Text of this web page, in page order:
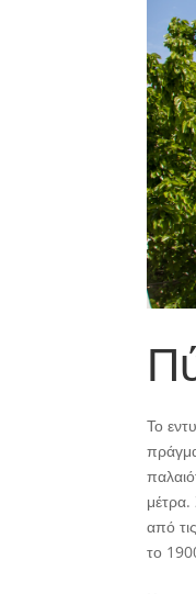
Το
μέτρα.
από
το